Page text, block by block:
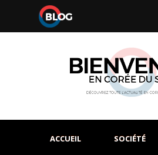
ACCUEIL SOCIÉTÉ